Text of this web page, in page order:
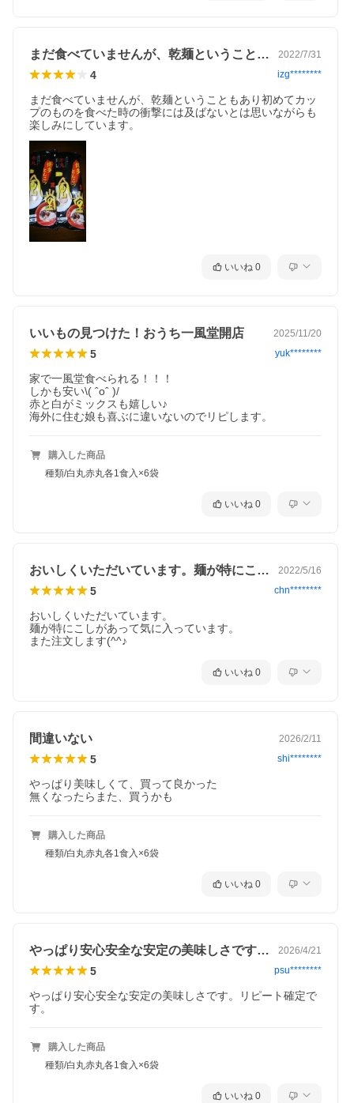
物(大豆、ゼラチンを含む)、しょうゆ(小麦を含む)、砂糖、にんに
くペースト、昆布粉末／酒精、調味料(アミノ酸等)、加工でんぷ
ん、カラメル色素、増粘剤(グァーガム)、香料
含む)、唐辛子、みそ、食塩、豆板醤、パプリカ粉末、ごま油、醸
造酢、生姜ペースト、にんにくペースト／酒精、調味料(アミノ酸
等)、加工でんぷん、着色料(カロチノイド、カラメル)、酸味料、
●香油：なたね油(国内製造)、香味食用油、乾燥にんにく、食用精
※調理画像はイメージです。詳細は原材料をご確認ください。
※納品書、領収書の同梱は不可となります。商品ご到着後、注文履歴よ
まだ食べていませんが、乾麺ということも… 2022/7/31
4 izg********
まだ食べていませんが、乾麺ということもあり初めてカッ
プのものを食べた時の衝撃には及ばないとは思いながらも
楽しみにしています。
いいね 0
いいもの見つけた！おうち一風堂開店 2025/11/20
5 yuk********
家で一風堂食べられる！！！
しかも安い\( ˆoˆ )/
赤と白がミックスも嬉しい♪
海外に住む娘も喜ぶに違いないのでリピします。
購入した商品
種類/白丸赤丸各1食入×6袋
いいね 0
おいしくいただいています。麺が特にこし… 2022/5/16
5 chn********
おいしくいただいています。
麺が特にこしがあって気に入っています。
また注文します(^^♪
いいね 0
間違いない 2026/2/11
5 shi********
やっぱり美味しくて、買って良かった
無くなったらまた、買うかも
購入した商品
種類/白丸赤丸各1食入×6袋
いいね 0
やっぱり安心安全な安定の美味しさです。… 2026/4/21
5 psu********
やっぱり安心安全な安定の美味しさです。リピート確定で
す。
購入した商品
種類/白丸赤丸各1食入×6袋
いいね 0